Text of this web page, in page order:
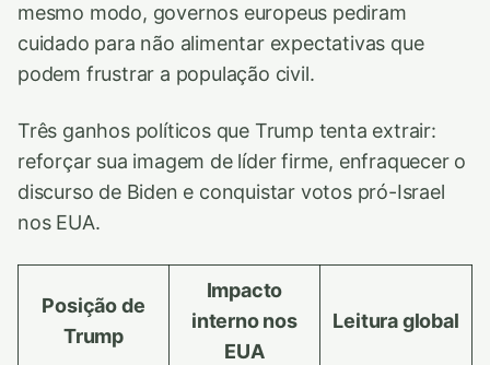
mesmo modo, governos europeus pediram
cuidado para não alimentar expectativas que
podem frustrar a população civil.
Três ganhos políticos que Trump tenta extrair:
reforçar sua imagem de líder firme, enfraquecer o
discurso de Biden e conquistar votos pró-Israel
nos EUA.
Posição de
Trump
Impacto
interno nos
EUA
Leitura global